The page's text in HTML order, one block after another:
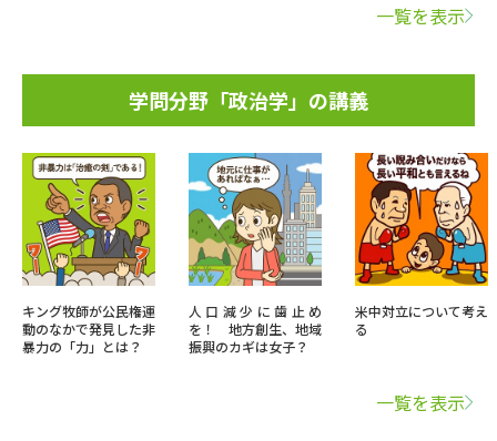
一覧を表示
学問分野「政治学」の講義
キング牧師が公民権運
動のなかで発見した非
暴力の「力」とは？
人口減少に歯止め
を！ 地方創生、地域
振興のカギは女子？
米中対立について考え
る
一覧を表示